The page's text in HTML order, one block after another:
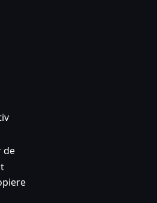
de